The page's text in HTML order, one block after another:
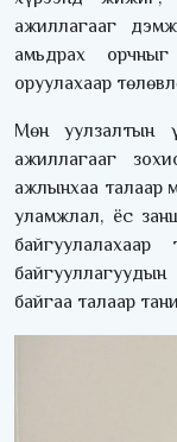
ажиллагааг
амьдрах
оруулахаар
Мөн уулзалтын
ажиллагааг
ажлынхаа талаар
уламжлал, ёс
байгаа талаар